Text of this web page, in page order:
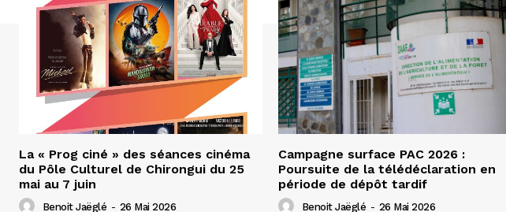
La « Prog ciné » des séances cinéma
du Pôle Culturel de Chirongui du 25
mai au 7 juin
Benoit Jaëglé - 26 Mai 2026
Campagne surface PAC 2026 :
Poursuite de la télédéclaration en
période de dépôt tardif
Benoit Jaëglé - 26 Mai 2026